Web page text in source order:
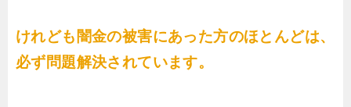
けれども闇金の被害にあった方のほとんどは、
必ず問題解決されています。